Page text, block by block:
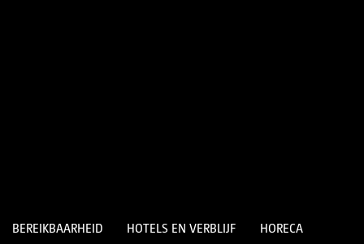
BEREIKBAARHEID HOTELS EN VERBLIJF HORECA